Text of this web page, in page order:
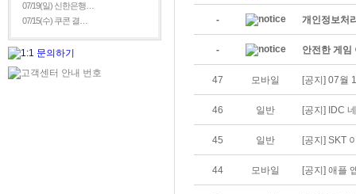
07/19(일) 신한은행…
07/15(수) 쿠콘 결…
- 개인정보처
- 안전한 게임
47 모바일 [공지] 07월
46 일반 [공지] IDC
45 일반 [공지] SKT
44 모바일 [공지] 애플